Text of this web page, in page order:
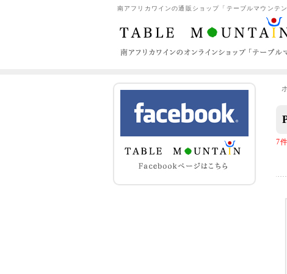
南アフリカワインの通販ショップ「テーブルマウンテ
7